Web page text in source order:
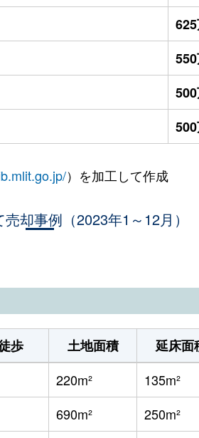
）を加工して作成
却事例（2023年1～12月）
歩 土地面積 延床面
220m² 135m²
690m² 250m²